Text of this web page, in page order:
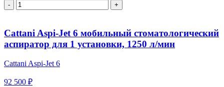
- +
Cattani Aspi-Jet 6 мобильный стоматологический
аспиратор для 1 установки, 1250 л/мин
Cattani Aspi-Jet 6
92 500 ₽